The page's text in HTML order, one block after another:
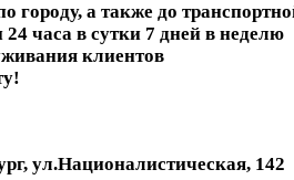
городу, а также до
часа в сутки 7 дней в неделю
клиентов
ул.Националистическая, 142